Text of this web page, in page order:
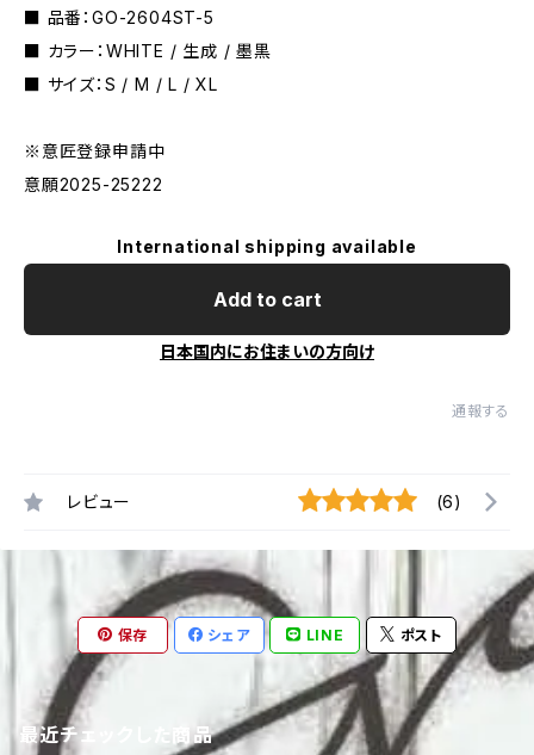
■ 品番：GO-2604ST-5
■ カラー：WHITE / 生成 / 墨黒
■ サイズ：S / M / L / XL
※意匠登録申請中
意願2025-25222
International shipping available
Add to cart
日本国内にお住まいの方向け
通報する
レビュー (6)
保存 シェア LINE ポスト
最近チェックした商品